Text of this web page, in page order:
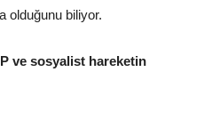
olduğunu biliyor.
ve sosyalist hareketin